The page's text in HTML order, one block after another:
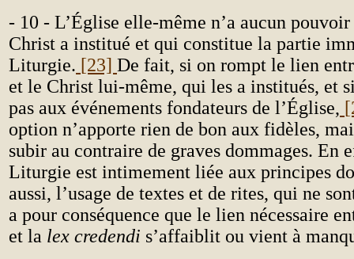
- 10 - L’Église elle-même n’a aucun
Christ a institué et qui constitue la partie
Liturgie. [23] De fait, si on rompt le lien
et le Christ lui-même, qui les a institués, et
pas aux événements fondateurs de l’Église,
option n’apporte rien de bon aux fidèles,
subir au contraire de graves dommages. En
Liturgie est intimement liée aux principes
aussi, l’usage de textes et de rites, qui ne
a pour conséquence que le lien nécessaire
et la lex credendi s’affaiblit ou vient à